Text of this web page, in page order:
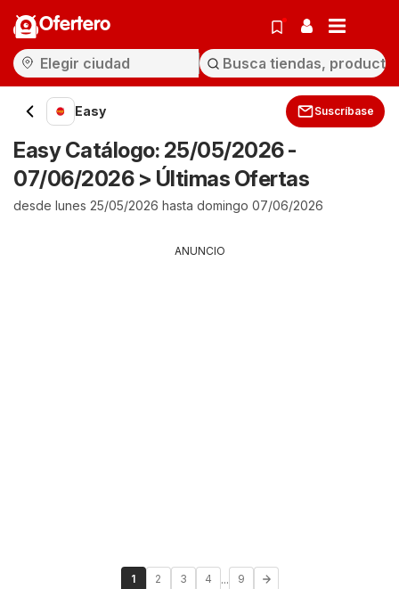
Ofertero
Easy Suscríbase
Easy Catálogo: 25/05/2026 -
07/06/2026 > Últimas Ofertas
desde lunes 25/05/2026 hasta domingo 07/06/2026
ANUNCIO
1 2 3 4 ... 9